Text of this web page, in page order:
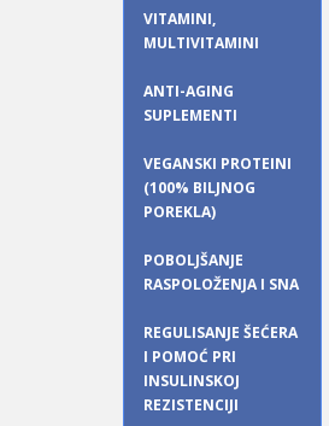
VITAMINI,
MULTIVITAMINI
ANTI-AGING
SUPLEMENTI
VEGANSKI PROTEINI
(100% BILJNOG
POREKLA)
POBOLJŠANJE
RASPOLOŽENJA I SNA
REGULISANJE ŠEĆERA
I POMOĆ PRI
INSULINSKOJ
REZISTENCIJI